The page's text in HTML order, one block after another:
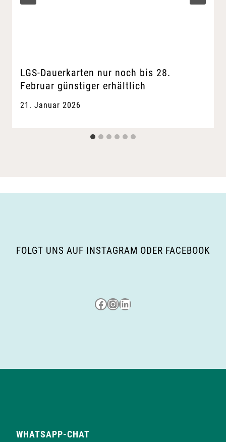
LGS-Dauerkarten nur noch bis 28.
Februar günstiger erhältlich
21. Januar 2026
FOLGT UNS AUF INSTAGRAM ODER FACEBOOK
Besuche uns auf Facebook
Besuche uns auf Instagram
LinkedIn
WHATSAPP-CHAT